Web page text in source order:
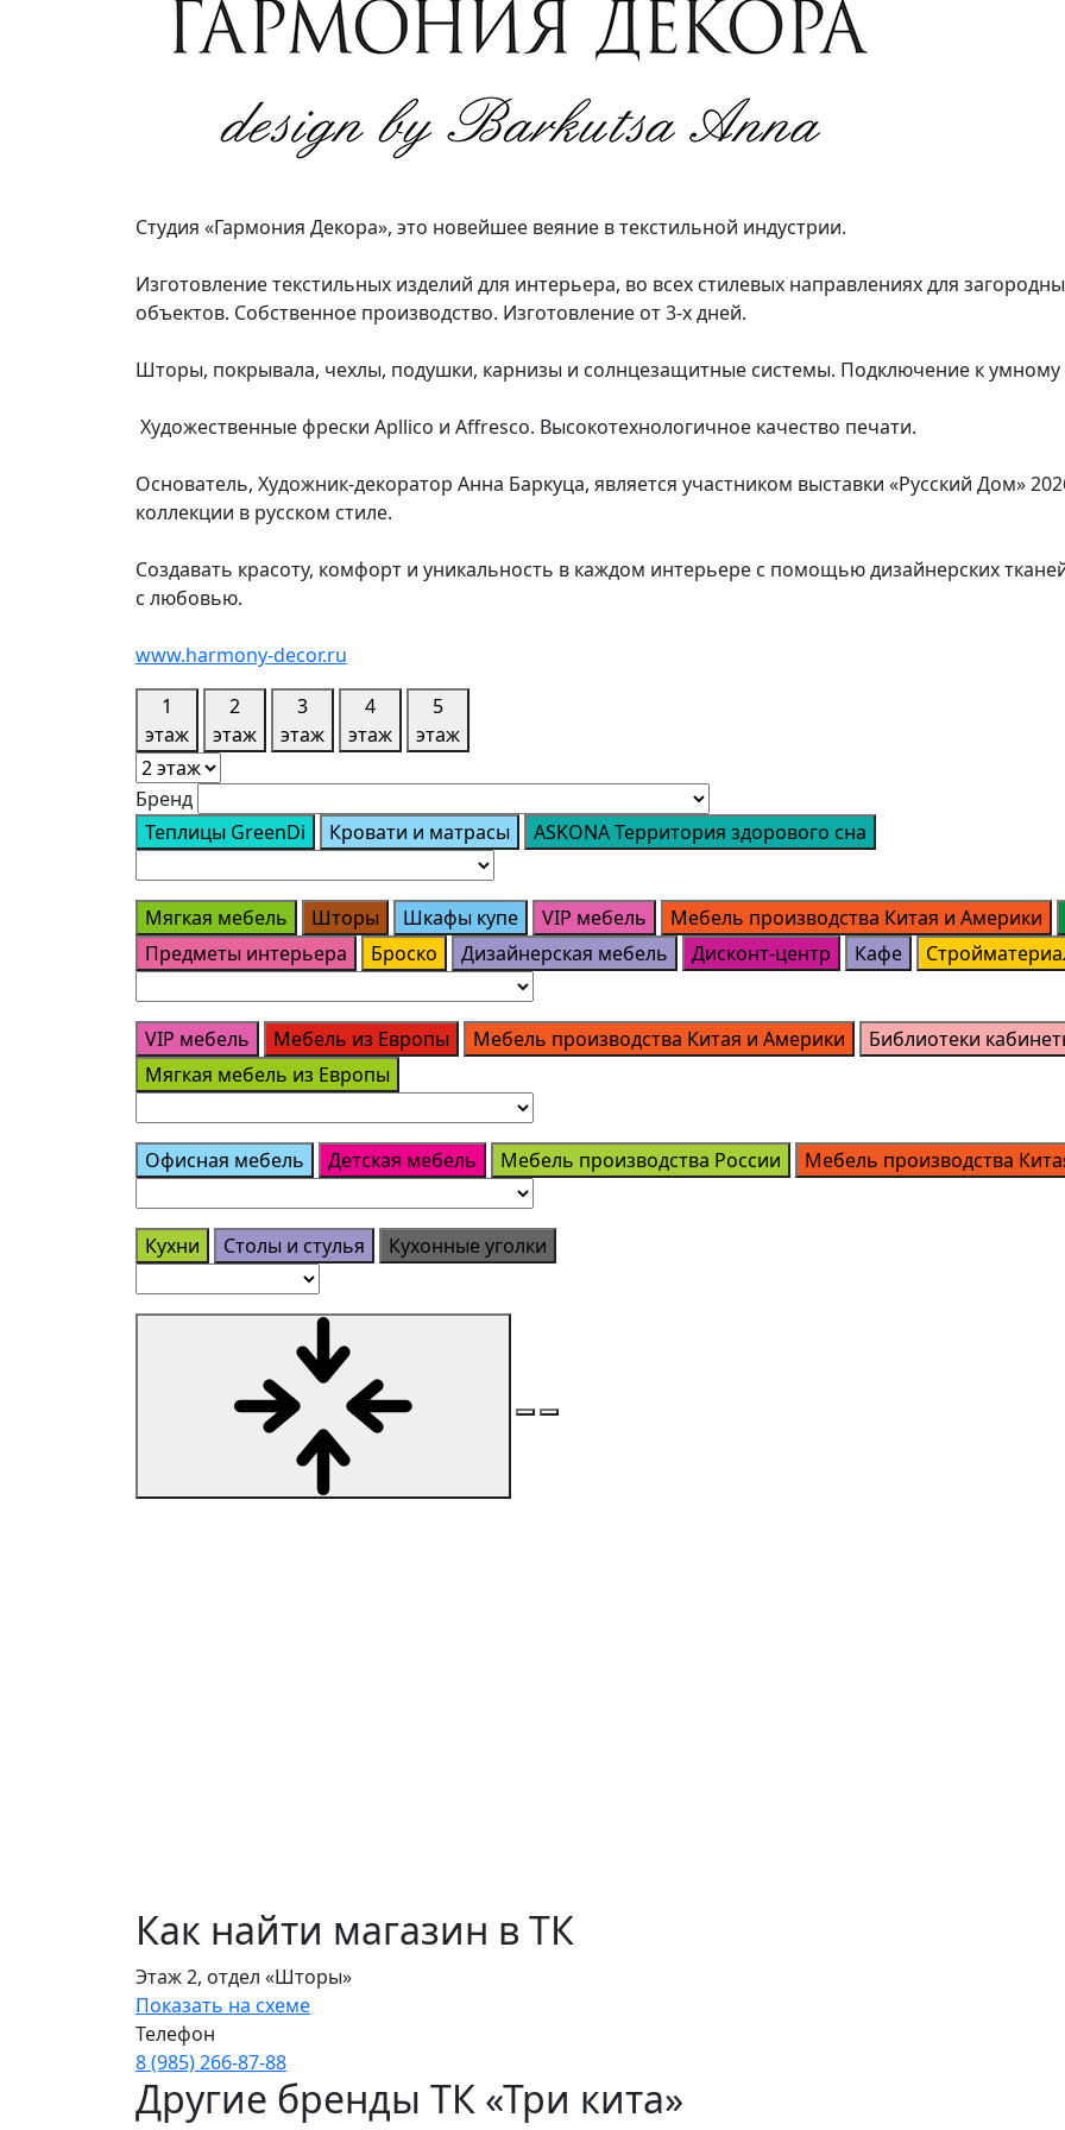
Студия «Гармония Декора», это новейшее веяние в текстильной индустрии.
Изготовление текстильных изделий для интерьера, во всех стилевых направлениях для
объектов. Собственное производство. Изготовление от 3-х дней.
Шторы, покрывала, чехлы, подушки, карнизы и солнцезащитные системы. Подключение к умному
Художественные фрески Apllico и Affresco. Высокотехнологичное качество печати.
Основатель, Художник-декоратор Анна Баркуца, является участником выставки «Русский Дом»
коллекции в русском стиле.
Создавать красоту, комфорт и уникальность в каждом интерьере с помощью дизайнерских
с любовью.
www.harmony-decor.ru
1
этаж
2
этаж
3
этаж
4
этаж
5
этаж
Бренд
Теплицы GreenDi
Кровати и матрасы ASKONA Территория здорового сна
Мягкая мебель Шторы Шкафы купе VIP мебель Мебель производства Китая и Америки
Предметы интерьера
Броско Дизайнерская мебель Дисконт-центр Кафе
VIP мебель Мебель из Европы Мебель производства Китая и Америки Библиотеки
Мягкая мебель из Европы
Офисная мебель Детская мебель Мебель производства России Мебель производства
Кухни Столы и стулья Кухонные уголки
Как найти магазин в ТК
Этаж 2, отдел «Шторы»
Показать на схеме
Телефон
8 (985) 266‑87‑88
Другие бренды ТК «Три кита»